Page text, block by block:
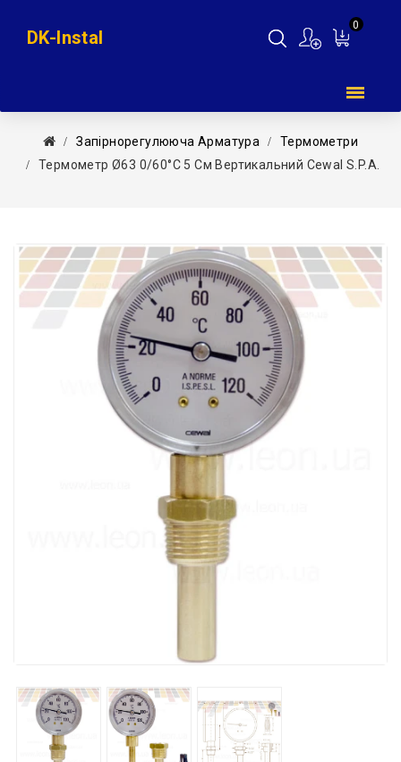
0
DK-Instal
Запірнорегулююча Арматура
Термометри
Термометр Ø63 0/60°С 5 См Вертикальний Cewal S.p.A.